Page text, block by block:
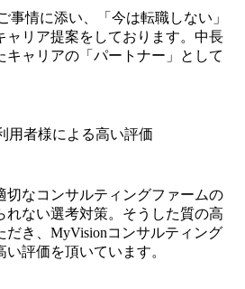
映できるｐｊにアサインしても
いうテクノロジーに強い部隊がい
点からも協業しクライアントへ価
ー中心の案件もあればセールス中
裁量や得意領域に合わせた売り上
1年で社員数60名⇒100名超、売上
（いずれも約170％アップ）と急成
た、成長中ファームのため優秀な
ンスも多い(ボストン・コンサルテ
(https://www.xspear.co.jp/member/ta
バー、多様なプロジェクトによる
なチャレンジが可能 100名規模に
ンサルティングファームや総合
す女性には住宅手当を支給しま
貸物件を従業員が契約し、規程で
ます。 その他： 採用時や転勤等
社が負担します。 2026年8月18日
8月13日(木) 16:00 応募をご検討され
説明会を実施予定です。 ● 求人名
置の生産エンジニア(製造・生産工
・リーダークラス ・【砺波】半
ジニア(製造・生産工程の管理業務)
質問頂く際のみ、顔出ししていた
事情に添い、「今は転職しない」
ャリア提案をしております。中長
キャリアの「パートナー」として
用者様による高い評価
切なコンサルティングファームの
れない選考対策。そうした質の高
だき、MyVisionコンサルティング
評価を頂いています。